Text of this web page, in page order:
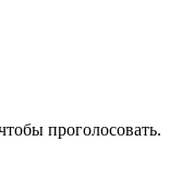
проголосовать.